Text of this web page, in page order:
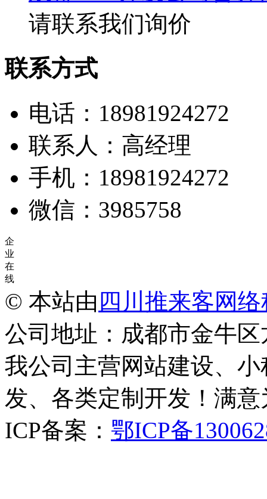
请联系我们询价
联系方式
电话：18981924272
联系人：高经理
手机：18981924272
微信：3985758
企
业
在
线
© 本站由 四川推来客网
公司地址：成都市金牛
我公司主营网站建设、
发、各类定制开发！满意
ICP备案： 鄂ICP备